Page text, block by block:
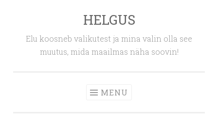
HELGUS
Elu koosneb valikutest ja mina valin olla see
muutus, mida maailmas näha soovin!
MENU